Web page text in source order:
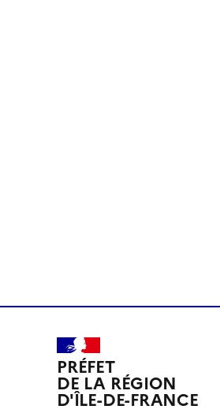
PRÉFET
DE LA RÉGION
D'ÎLE-DE-FRANCE